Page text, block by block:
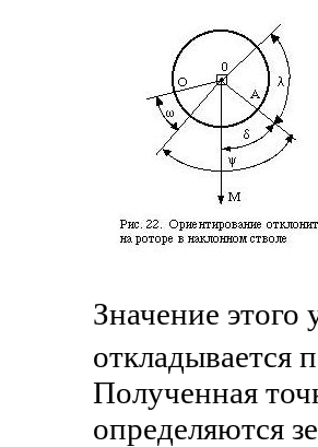
Значение этого
откладывается
Полученная
определяются